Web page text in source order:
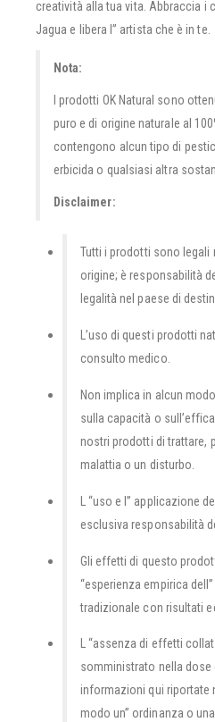
creatività alla tua vita. Abbraccia i
Jagua e libera l” artista che è in te.
Nota:
I prodotti OK Natural sono
puro e di origine naturale al
contengono alcun tipo di
erbicida o qualsiasi altra
Disclaimer:
Tutti i prodotti sono legali
origine; è responsabilità
legalità nel paese di
L’uso di questi prodotti
consulto medico.
Non implica in alcun
sulla capacità o
nostri prodotti di trattare,
malattia o un disturbo.
L “uso e l” applicazione
esclusiva responsabilità
Gli effetti di questo
“esperienza empirica
tradizionale con risultati
L “assenza di effetti
somministrato nella dose
informazioni qui
modo un” ordinanza o